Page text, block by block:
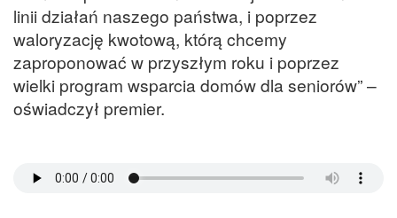
linii działań naszego państwa, i poprzez
waloryzację kwotową, którą chcemy
zaproponować w przyszłym roku i poprzez
wielki program wsparcia domów dla seniorów” –
oświadczył premier.